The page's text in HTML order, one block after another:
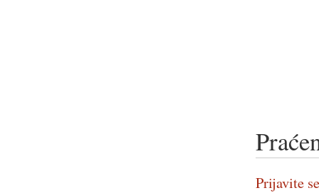
Prijavite